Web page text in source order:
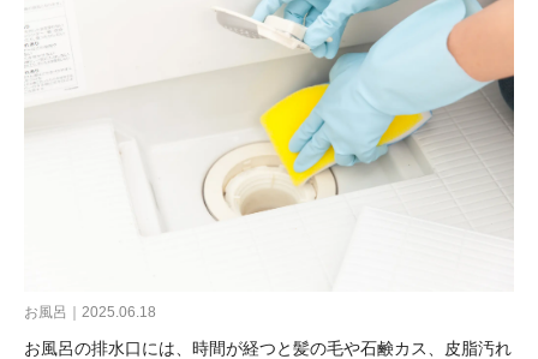
お風呂｜2025.06.18
お風呂の排水口には、時間が経つと髪の毛や石鹸カス、皮脂汚れ